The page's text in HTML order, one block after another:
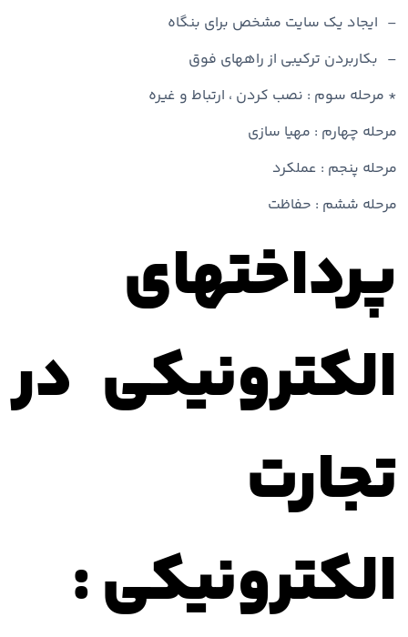
– ایجاد یک سایت مشخص برای بنگاه
– بکاربردن ترکیبی از راههای فوق
* مرحله سوم : نصب کردن ، ارتباط و غیره
مرحله چهارم : مهیا سازی
مرحله پنجم : عملکرد
مرحله ششم : حفاظت
پرداختهای
الکترونیکی در
تجارت
الکترونیکی :